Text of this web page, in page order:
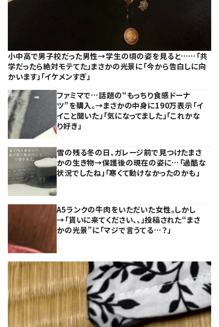
小中高で男子校だった男性→学生の頃の姿を見ると……「共
学だったら絶対モテてた」まさかの光景に「今から告白しに向
かいます」「イケメンすぎ」
ファミマで…話題の“もっちり食感ドーナ
ツ”を購入。→まさかの中身に190万表示「イ
イこと聞いた」「気になってました」「これかな
り好き」
雪の残る冬の日、ガレージ前で見つけたまさ
かの生き物→保護後の現在の姿に…「過酷な
状況でしたね」「寒くて動けなかったのかも」
A5ランクの牛肉をいただいた女性。しかし
→「貰いに来てください、、」投稿された“まさ
かの光景”に「マジで言うてる…？」